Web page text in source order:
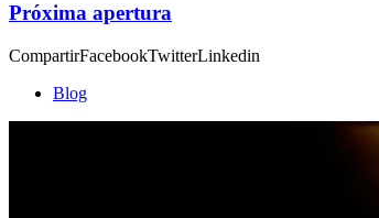
Próxima apertura
CompartirFacebookTwitterLinkedin
Blog